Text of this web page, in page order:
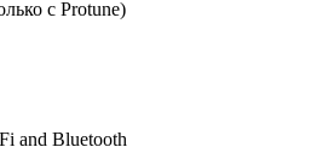
с Protune)
and Bluetooth